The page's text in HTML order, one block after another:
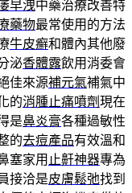
早洩中藥治療改善特
藥物最常使用的方法
牛皮癬和體內其他廢
泌香體露飲用消委會
佳來源補元氣補氣中
的消腫止痛噴劑現在
是鼻炎膏各種過敏性
的去痘產品有效溫和
塞家用 止鼾神器專為
接洽是皮膚鬆弛找到